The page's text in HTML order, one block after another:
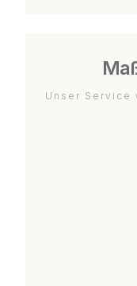
Unser Service